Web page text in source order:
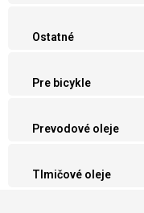
Ostatné
Pre bicykle
Prevodové oleje
Tlmičové oleje